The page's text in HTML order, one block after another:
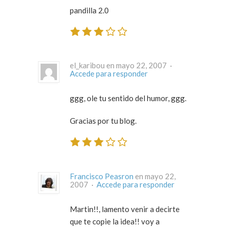
pandilla 2.0
el_karibou en mayo 22, 2007 ·
Accede para responder
ggg, ole tu sentido del humor, ggg.
Gracias por tu blog.
Francisco Peasron en mayo 22,
2007 · Accede para responder
Martin!!, lamento venir a decirte
que te copie la idea!! voy a